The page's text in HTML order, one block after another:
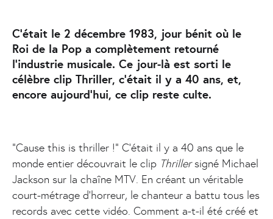
C’était le 2 décembre 1983, jour bénit où le
Roi de la Pop a complètement retourné
l’industrie musicale. Ce jour-là est sorti le
célèbre clip Thriller, c’était il y a 40 ans, et,
encore aujourd’hui, ce clip reste culte.
"Cause this is thriller !” C’était il y a 40 ans que le
monde entier découvrait le clip Thrillersigné Michael
Jackson sur la chaîne MTV. En créant un véritable
court-métrage d’horreur, le chanteur a battu tous les
records avec cette vidéo. Comment a-t-il été créé et